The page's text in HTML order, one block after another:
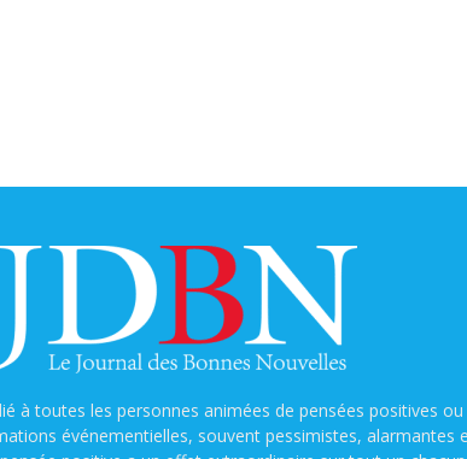
à toutes les personnes animées de pensées positives
événementielles, souvent pessimistes, alarmantes